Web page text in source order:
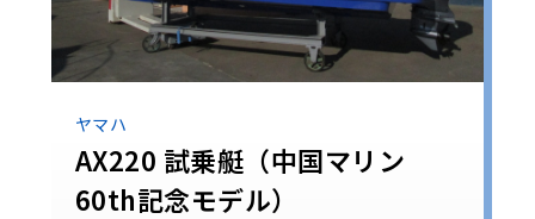
ヤマハ
AX220 試乗艇（中国マリン
60th記念モデル）